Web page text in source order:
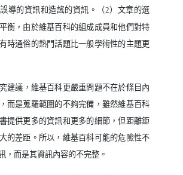
導的資訊和造謠的資訊。（2）文章的選
衡，由於維基百科的組成成員和他們對特
時通俗的熱門話題比一般學術性的主題更
建議，維基百科更嚴重問題不在於條目內
而是蒐羅範圍的不夠完備，雖然維基百科
提供更多的資訊和更多的細節，但距離鉅
的差距。所以，維基百科可能的危險性不
，而是其資訊內容的不完整。